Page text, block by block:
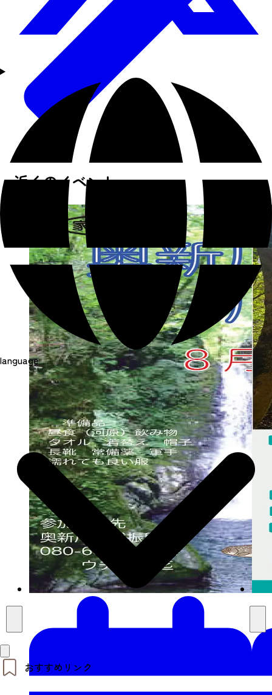
language
おすすめリンク
近くのイベント